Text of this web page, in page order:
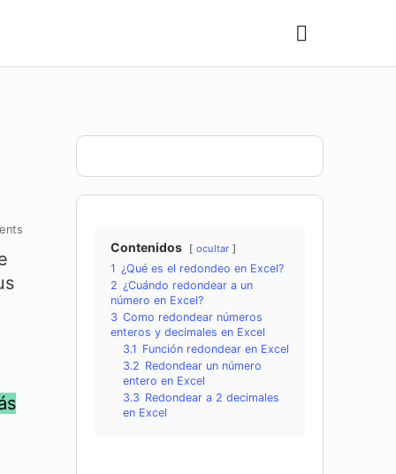
Contenidos ocultar
1 ¿Qué es el redondeo en Excel?
2 ¿Cuándo redondear a un
número en Excel?
3 Como redondear números
enteros y decimales en Excel
3.1 Función redondear en Excel
3.2 Redondear un número
entero en Excel
3.3 Redondear a 2 decimales
en Excel